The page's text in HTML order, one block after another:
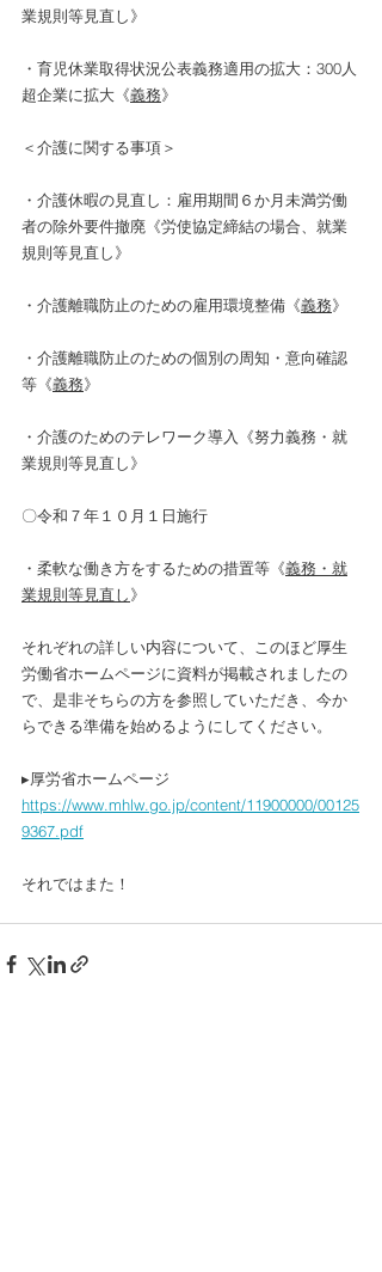
業規則等見直し》
・育児休業取得状況公表義務適用の拡大：300人
超企業に拡大《義務》
＜介護に関する事項＞
・介護休暇の見直し：雇用期間６か月未満労働
者の除外要件撤廃《労使協定締結の場合、就業
規則等見直し》
・介護離職防止のための雇用環境整備《義務》
・介護離職防止のための個別の周知・意向確認
等《義務》
・介護のためのテレワーク導入《努力義務・就
業規則等見直し》
〇令和７年１０月１日施行
・柔軟な働き方をするための措置等《義務・就
業規則等見直し》
それぞれの詳しい内容について、このほど厚生
労働省ホームページに資料が掲載されましたの
で、是非そちらの方を参照していただき、今か
らできる準備を始めるようにしてください。
▸厚労省ホームページ
https://www.mhlw.go.jp/content/11900000/00125
9367.pdf
それではまた！